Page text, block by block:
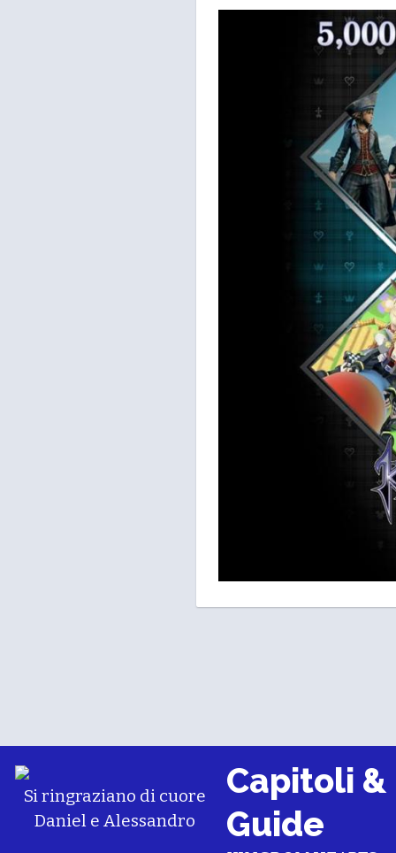
Si ringraziano di cuore
Daniel e Alessandro
Capitoli &
Guide